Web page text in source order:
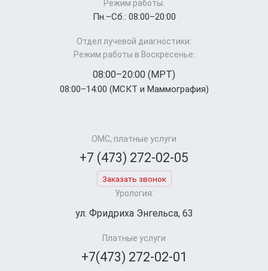
Режим работы:
Пн.–Cб.: 08:00–20:00
Отдел лучевой диагностики:
Режим работы в Воскресенье:
08:00–20:00 (МРТ)
08:00–14:00 (МСКТ и Маммография)
ОМС, платные услуги
+7 (473) 272-02-05
Заказать звонок
Урология:
ул. Фридриха Энгельса, 63
Платные услуги
+7(473) 272-02-01